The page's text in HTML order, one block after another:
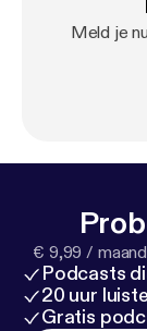
redactie. Ga
Support naar
Meld je
€ 9,99 /
Podcasts
20 uur
Gratis